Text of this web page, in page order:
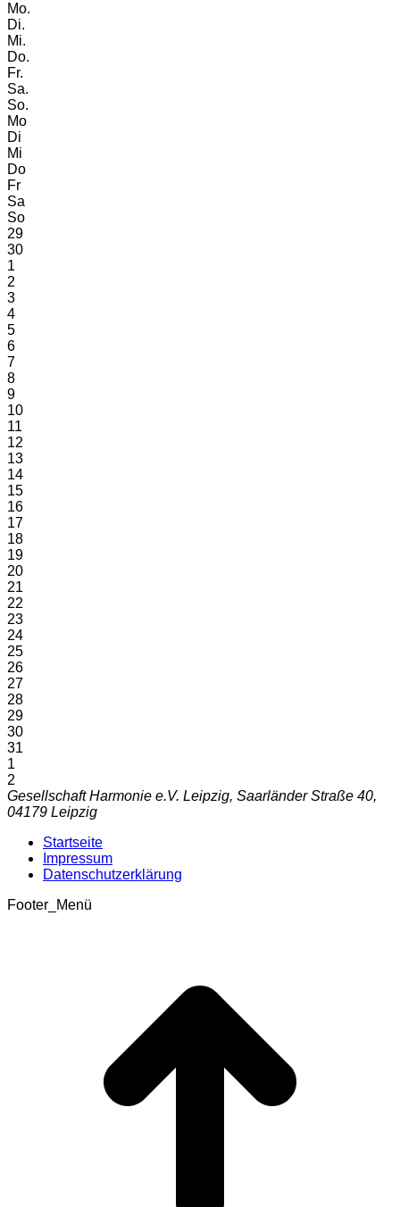
Mo.
Di.
Mi.
Do.
Fr.
Sa.
So.
Mo
Di
Mi
Do
Fr
Sa
So
29
30
1
2
3
4
5
6
7
8
9
10
11
12
13
14
15
16
17
18
19
20
21
22
23
24
25
26
27
28
29
30
31
1
2
Gesellschaft Harmonie e.V. Leipzig, Saarländer Straße 40,
04179 Leipzig
Startseite
Impressum
Datenschutzerklärung
Footer_Menü